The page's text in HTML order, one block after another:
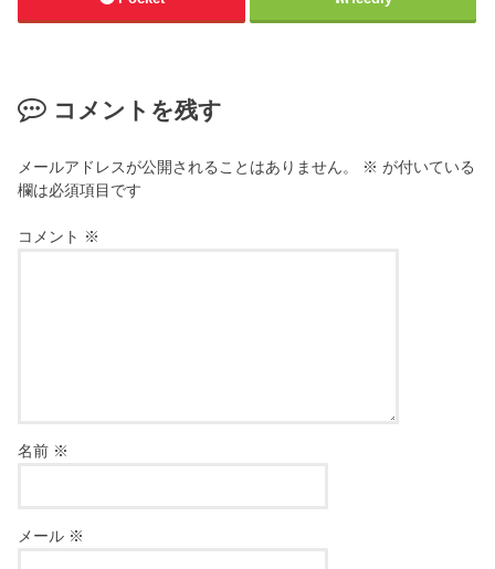
コメントを残す
メールアドレスが公開されることはありません。 ※ が付いている
欄は必須項目です
コメント ※
名前 ※
メール ※